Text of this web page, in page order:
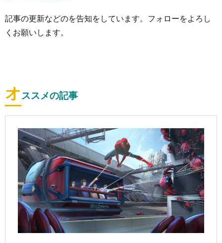
記事の更新などのを告知をしています。フォローをよろし
くお願いします。
オ ススメの記事